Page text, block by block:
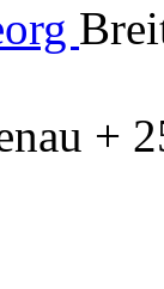
+